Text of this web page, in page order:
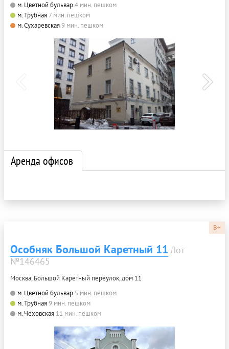
м. Цветной бульвар4 мин. пешком
м. Трубная 7 мин. пешком
м. Сухаревская9 мин. пешком
Аренда офисов
B+
Особняк Большой Каретный 11 Лот
№146465
Москва, Большой Каретный переулок, дом 11
м. Цветной бульвар 5 мин. пешком
м. Трубная9 мин. пешком
м. Чеховская 11 мин. пешком